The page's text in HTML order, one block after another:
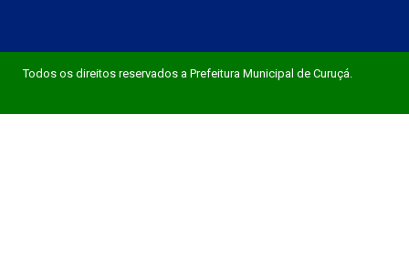
Todos os direitos reservados a Prefeitura Municipal de Curuçá.